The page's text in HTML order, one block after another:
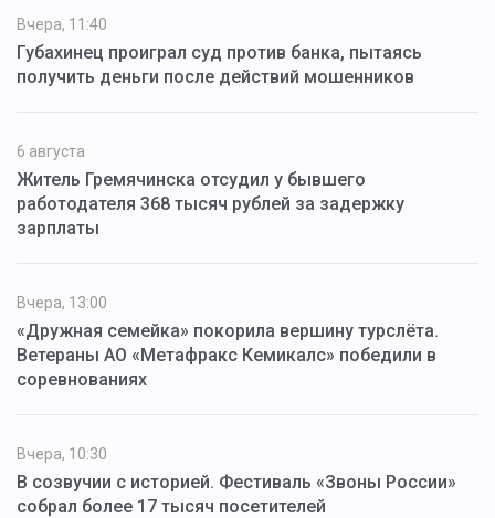
Вчера, 11:40
Губахинец проиграл суд против банка, пытаясь
получить деньги после действий мошенников
6 августа
Житель Гремячинска отсудил у бывшего
работодателя 368 тысяч рублей за задержку
зарплаты
Вчера, 13:00
«Дружная семейка» покорила вершину турслёта.
Ветераны АО «Метафракс Кемикалс» победили в
соревнованиях
Вчера, 10:30
В созвучии с историей. Фестиваль «Звоны России»
собрал более 17 тысяч посетителей